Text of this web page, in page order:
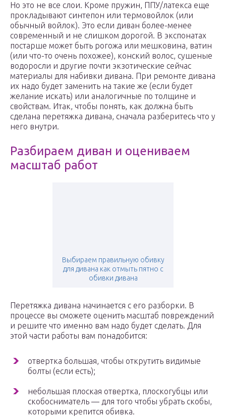
Но это не все слои. Кроме пружин, ППУ/латекса еще
прокладывают синтепон или термовойлок (или
обычный войлок). Это если диван более-менее
современный и не слишком дорогой. В экспонатах
постарше может быть рогожа или мешковина, ватин
(или что-то очень похожее), конский волос, сушеные
водоросли и другие почти экзотические сейчас
материалы для набивки дивана. При ремонте дивана
их надо будет заменить на такие же (если будет
желание искать) или аналогичные по толщине и
свойствам. Итак, чтобы понять, как должна быть
сделана перетяжка дивана, сначала разберитесь что у
него внутри.
Разбираем диван и оцениваем
масштаб работ
Выбираем правильную обивку
для дивана как отмыть пятно с
обивки дивана
Перетяжка дивана начинается с его разборки. В
процессе вы сможете оценить масштаб повреждений
и решите что именно вам надо будет сделать. Для
этой части работы вам понадобится:
отвертка большая, чтобы открутить видимые
болты (если есть);
небольшая плоская отвертка, плоскогубцы или
скобосниматель — для того чтобы убрать скобы,
которыми крепится обивка.